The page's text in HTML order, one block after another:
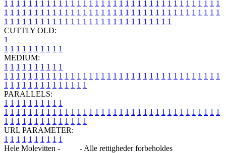
1 1 1 1 1 1 1 1 1 1 1 1 1 1 1 1 1 1 1 1 1 1 1 1 1 1 1 1 1 1 1 1 1 1 1 1
1 1 1 1 1 1 1 1 1 1 1 1 1 1 1 1 1 1 1 1 1 1 1 1 1 1 1 1 1 1 1 1 1 1 1 1
1 1 1 1 1 1 1 1 1 1 1 1 1 1 1 1 1 1 1 1 1 1 1 1 1 1 1 1
CUTTLY OLD:
1
1 1 1 1 1 1 1 1 1 1
MEDIUM:
1 1 1 1 1 1 1 1 1 1
1 1 1 1 1 1 1 1 1 1 1 1 1 1 1 1 1 1 1 1 1 1 1 1 1 1 1 1 1 1 1 1 1 1 1 1
1 1 1 1 1 1 1 1 1 1 1 1 1 1
PARALLELS:
1 1 1 1 1 1 1 1 1 1
1 1 1 1 1 1 1 1 1 1 1 1 1 1 1 1 1 1 1 1 1 1 1 1 1 1 1 1 1 1 1 1 1 1 1 1
1 1 1 1 1 1 1 1 1 1 1 1 1 1
URL PARAMETER:
1 1 1 1 1 1 1 1 1 1
Hele Molevitten -
- Alle rettigheder forbeholdes